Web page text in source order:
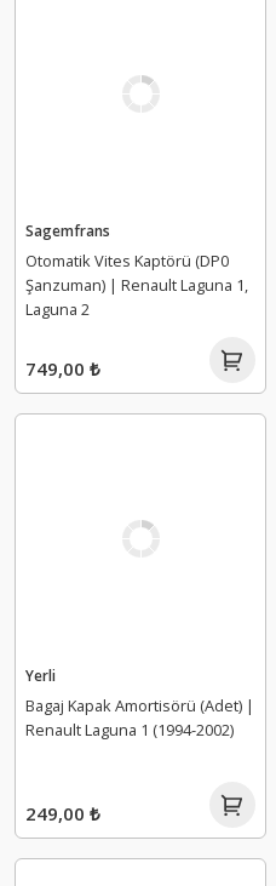
Sagemfrans
Otomatik Vites Kaptörü (DP0
Şanzuman) | Renault Laguna 1,
Laguna 2
749,00 ₺
Yerli
Bagaj Kapak Amortisörü (Adet) |
Renault Laguna 1 (1994-2002)
249,00 ₺